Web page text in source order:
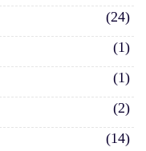
(24)
(1)
(1)
(2)
(14)